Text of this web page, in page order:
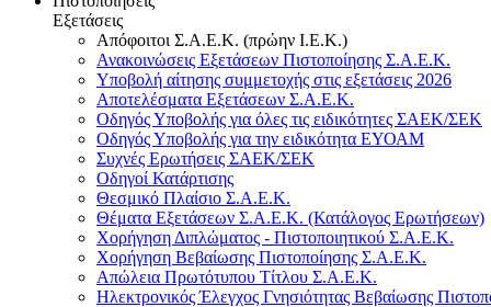
Εξετάσεις
Απόφοιτοι Σ.Α.Ε.Κ. (πρώην Ι.Ε.Κ.)
Ανακοινώσεις Εξετάσεων Πιστοποίησης Σ.Α.Ε.Κ.
Υποβολή αίτησης συμμετοχής στις εξετάσεις 2026
Αποτελέσματα Εξετάσεων Σ.Α.Ε.Κ.
Οδηγός Υποβολής για όλες τις ειδικότητες ΣΑΕΚ/ΣΕΚ
Οδηγός Υποβολής για την ειδικότητα ΕΥΟΑΜ
Συχνές Ερωτήσεις ΣΑΕΚ/ΣΕΚ
Οδηγοί Κατάρτισης
Θεσμικό Πλαίσιο Σ.Α.Ε.Κ.
Θέματα Εξετάσεων Σ.Α.Ε.Κ. (Κατάλογος Ερωτήσεων)
Χορήγηση Διπλώματος - Πιστοποιητικού Σ.Α.Ε.Κ.
Χορήγηση Βεβαίωσης Πιστοποίησης Σ.Α.Ε.Κ.
Απώλεια Πρωτότυπου Τίτλου Σ.Α.Ε.Κ.
Ηλεκτρονικός Έλεγχος Γνησιότητας Βεβαίωσης